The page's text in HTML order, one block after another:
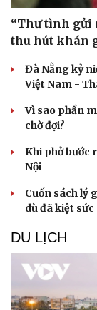
Văn hóa
Sân khấu - Điện
Âm nhạc
Di sản
“Thư tình gửi
thu hút khán
Đà Nẵng kỷ
Việt Nam -
Vì sao phần
chờ đợi?
Khi phở bước
Nội
Cuốn sách lý
dù đã kiệt sức
DU LỊCH